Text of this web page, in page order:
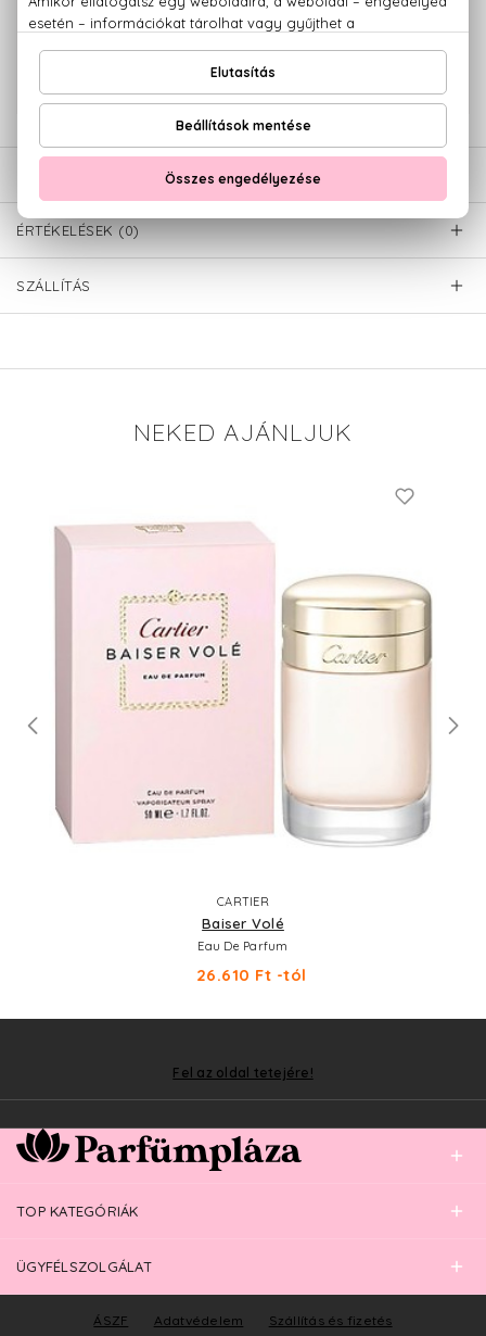
100% eredeti termékek,14 napos visszaküldési garanciával
+36 20
LEÍRÁS
ÉRTÉKELÉSEK (0)
SZÁLLÍTÁS
NEKED AJÁNLJUK
CARTIER
Baiser Volé
Eau De Parfum
26.610 Ft -tól
Fel az oldal tetejére!
TOP KATEGÓRIÁK
ÜGYFÉLSZOLGÁLAT
ÁSZF Adatvédelem Szállítás és fizetés